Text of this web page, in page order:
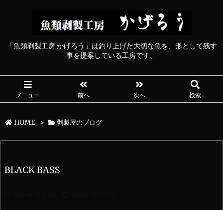
「魚類剥製工房 かげろう」は釣り上げた大切な魚を、形として残す
事を提案している工房です。
メニュー 前へ 次へ 検索
HOME > 剥製屋のブログ
BLACK BASS